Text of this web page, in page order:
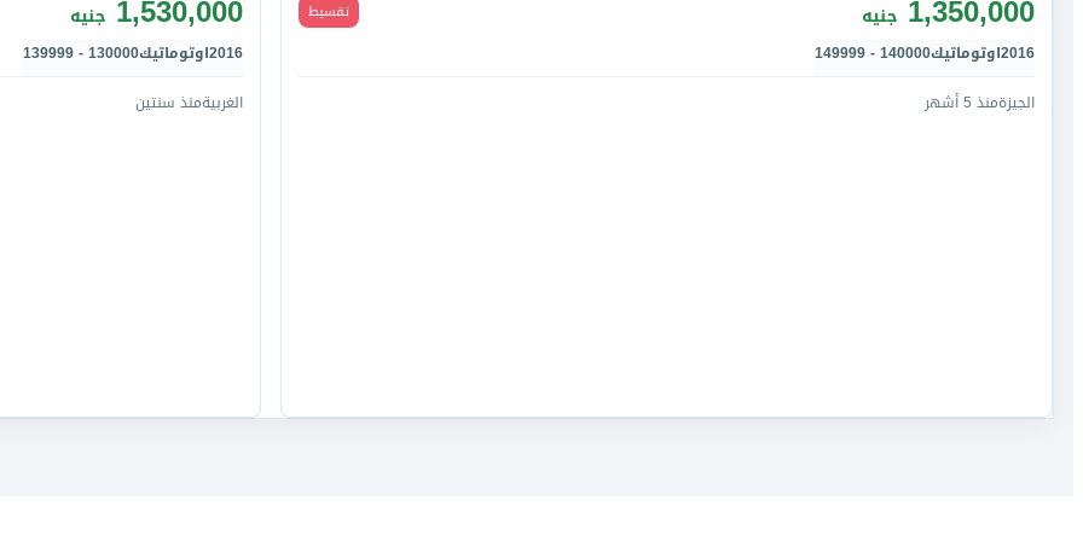
1,350,000 جنيه تقسيط
2016اوتوماتيك140000 - 149999
الجيزةمنذ 5 أشهر
1,530,000 جنيه
2016اوتوماتيك130000 - 139999
الغربيةمنذ سنتين